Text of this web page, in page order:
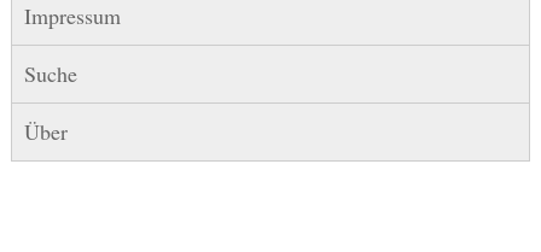
Impressum
Suche
Über